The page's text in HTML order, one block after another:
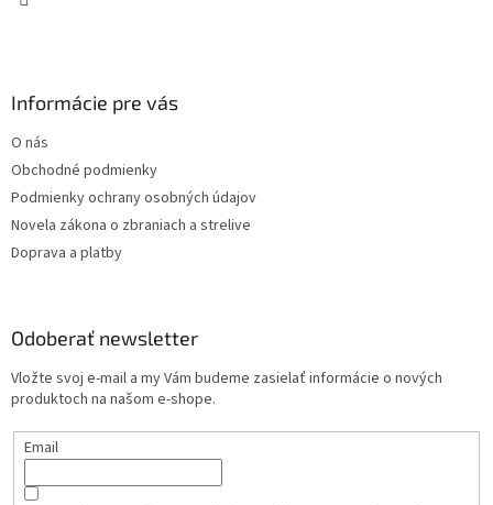
Informácie pre vás
O nás
Obchodné podmienky
Podmienky ochrany osobných údajov
Novela zákona o zbraniach a strelive
Doprava a platby
Odoberať newsletter
Vložte svoj e-mail a my Vám budeme zasielať informácie o nových
produktoch na našom e-shope.
Email